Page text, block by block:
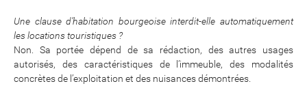
Une clause d’habitation bourgeoise interdit-elle automatiquement
les locations touristiques ?
Non. Sa portée dépend de sa rédaction, des autres usages
autorisés, des caractéristiques de l’immeuble, des modalités
concrètes de l’exploitation et des nuisances démontrées.